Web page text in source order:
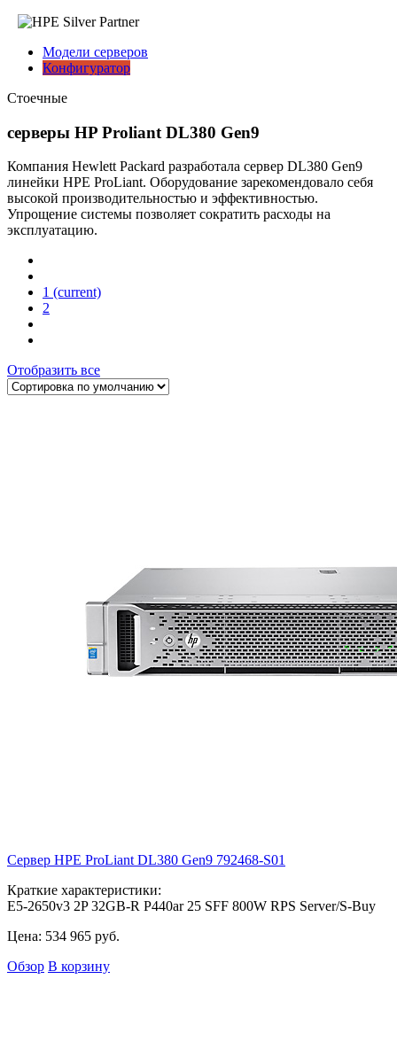
Модели серверов
Конфигуратор
Стоечные
серверы HP Proliant DL380 Gen9
Компания Hewlett Packard разработала сервер DL380 Gen9
линейки HPE ProLiant. Оборудование зарекомендовало себя
высокой производительностью и эффективностью.
Упрощение системы позволяет сократить расходы на
эксплуатацию.
1 (current)
2
Отобразить все
Сервер HPE ProLiant DL380 Gen9 792468-S01
Краткие характеристики:
E5-2650v3 2P 32GB-R P440ar 25 SFF 800W RPS Server/S-Buy
Цена: 534 965 руб.
Обзор В корзину